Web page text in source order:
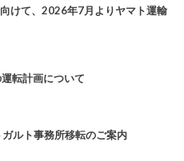
けて、2026年7月よりヤマト運輸
転計画について
ルト事務所移転のご案内